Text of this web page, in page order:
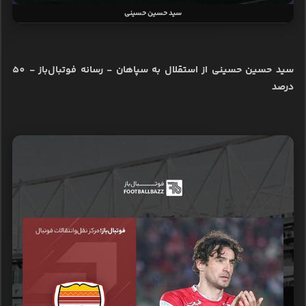
سید حسین حسینی
سید حسین حسینی از استقلال به سپاهان - رسانه فوتبال‌باز - 50
درصد